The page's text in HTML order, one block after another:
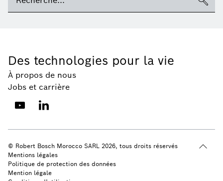
Des technologies pour la vie
À propos de nous
Jobs et carrière
© Robert Bosch Morocco SARL 2026, tous droits réservés
Mentions légales
Politique de protection des données
Mention légale